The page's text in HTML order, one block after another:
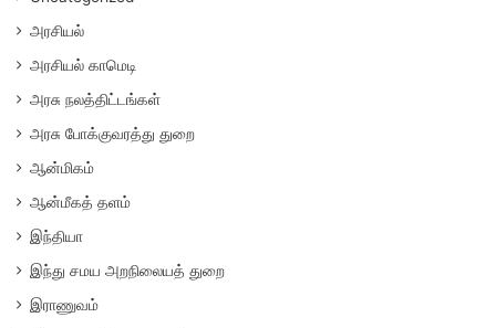
அரசியல்
அரசியல் காமெடி
அரசு நலத்திட்டங்கள்
அரசு போக்குவரத்து துறை
ஆன்மிகம்
ஆன்மீகத் தளம்
இந்தியா
இந்து சமய அறநிலையத் துறை
இராணுவம்